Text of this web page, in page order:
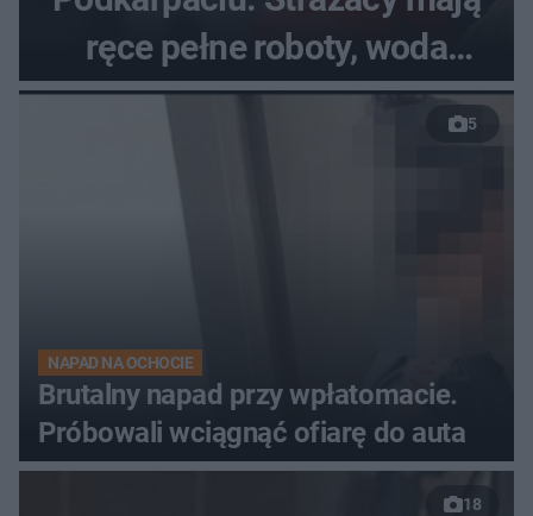
ręce pełne roboty, woda
zalewa posesje i budynki
5
NAPAD NA OCHOCIE
Brutalny napad przy wpłatomacie.
Próbowali wciągnąć ofiarę do auta
18